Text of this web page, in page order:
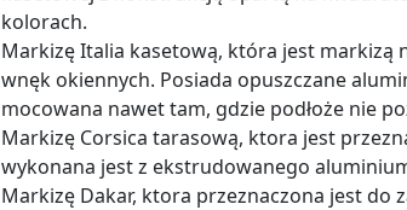
kolorach.
Markizę Italia kasetową, która jest markizą
wnęk okiennych. Posiada opuszczane
mocowana nawet tam, gdzie podłoże nie
Markizę Corsica tarasową, ktora jest
wykonana jest z ekstrudowanego
Markizę Dakar, ktora przeznaczona jest do